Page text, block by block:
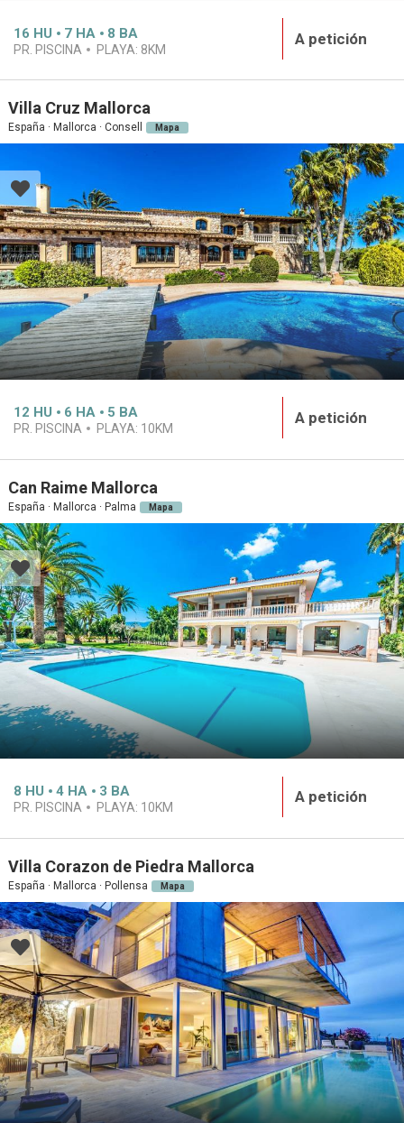
16 HU 7 HA 8 BA
PR. PISCINA PLAYA: 8KM
A petición
Villa Cruz Mallorca
España · Mallorca · Consell Mapa
12 HU 6 HA 5 BA
PR. PISCINA PLAYA: 10KM
A petición
Can Raime Mallorca
España · Mallorca · Palma Mapa
8 HU 4 HA 3 BA
PR. PISCINA PLAYA: 10KM
A petición
Villa Corazon de Piedra Mallorca
España · Mallorca · Pollensa Mapa